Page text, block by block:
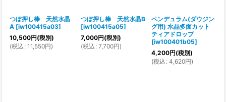
つぼ押し棒 天然水晶
A [iw100415a03]
10,500円(税別)
(税込 : 11,550円)
つぼ押し棒 天然水晶B
[iw100415a05]
7,000円(税別)
(税込 : 7,700円)
ペンデュラム(ダウジン
グ用) 水晶多面カット
ティアドロップ
[iw100401b05]
4,200円(税別)
(税込 : 4,620円)